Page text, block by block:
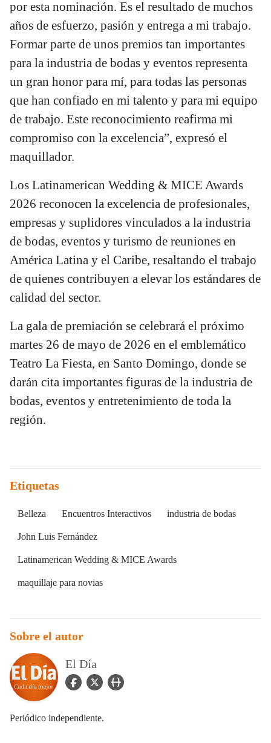
por esta nominación. Es el resultado de muchos
años de esfuerzo, pasión y entrega a mi trabajo.
Formar parte de unos premios tan importantes
para la industria de bodas y eventos representa
un gran honor para mí, para todas las personas
que han confiado en mi talento y para mi equipo
de trabajo. Este reconocimiento reafirma mi
compromiso con la excelencia”, expresó el
maquillador.
Los Latinamerican Wedding & MICE Awards
2026 reconocen la excelencia de profesionales,
empresas y suplidores vinculados a la industria
de bodas, eventos y turismo de reuniones en
América Latina y el Caribe, resaltando el trabajo
de quienes contribuyen a elevar los estándares de
calidad del sector.
La gala de premiación se celebrará el próximo
martes 26 de mayo de 2026 en el emblemático
Teatro La Fiesta, en Santo Domingo, donde se
darán cita importantes figuras de la industria de
bodas, eventos y entretenimiento de toda la
región.
Etiquetas
Belleza Encuentros Interactivos industria de bodas
John Luis Fernández
Latinamerican Wedding & MICE Awards
maquillaje para novias
Sobre el autor
El Día
facebook Icon
twitter Iconuser_url Icon
Periódico independiente.